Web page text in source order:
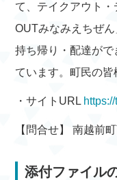
て、テイクアウト
OUTみなみえちぜ
持ち帰り・配達が
ています。町民の皆
・サイトURL
【問合せ】 南越前
添付ファイル